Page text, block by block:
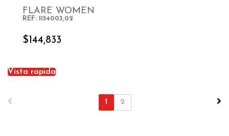
FLARE WOMEN
REF: 1154003,02
$ 144,833
Vista rapida
1 2